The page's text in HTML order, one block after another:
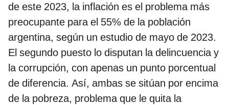
de este 2023, la inflación es el problema más
preocupante para el 55% de la población
argentina, según un estudio de mayo de 2023.
El segundo puesto lo disputan la delincuencia y
la corrupción, con apenas un punto porcentual
de diferencia. Así, ambas se sitúan por encima
de la pobreza, problema que le quita la